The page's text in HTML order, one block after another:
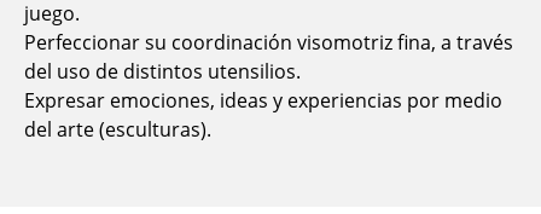
juego.
Perfeccionar su coordinación visomotriz fina, a través
del uso de distintos utensilios.
Expresar emociones, ideas y experiencias por medio
del arte (esculturas).